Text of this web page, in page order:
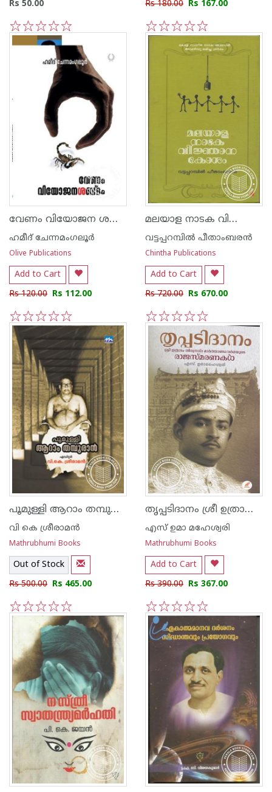
Rs 50.00
5
4
3
2
1
Rs 180.00 Rs 167.00
5
4
3
2
1
വേണം വിയോജന ശബ്ദം
ഹമീദ് ചേന്നമംഗലൂര്‍
Olive Publications
Add to Cart
Rs 120.00 Rs 112.00
5
4
3
2
1
മലയാള നാടക വിജ്ഞാന കോശം
വട്ടപ്പറമ്പില്‍ പീതാംബരന്‍
Chintha Publications
Add to Cart
Rs 720.00 Rs 670.00
5
4
3
2
1
പൂമുള്ളി ആറാം തമ്പുരാന്‍
വി കെ ശ്രീരാമന്‍
Mathrubhumi Books
Out of Stock
Rs 500.00 Rs 465.00
5
4
3
2
1
തൃപ്പടിദാനം ശ്രീ ഉത്രാടം തിരുനാള്‍ മാര്‍ത്താണ്ഡവര്‍മ്മ
എസ് ഉമാ മഹേശ്വരി
Mathrubhumi Books
Add to Cart
Rs 390.00 Rs 367.00
5
4
3
2
1